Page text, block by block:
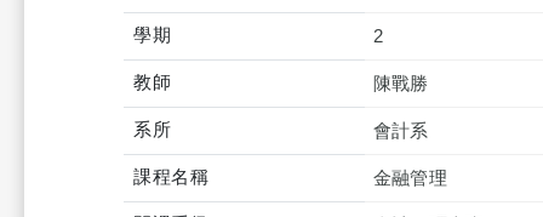
學期 2
教師 陳戰勝
系所 會計系
課程名稱 金融管理